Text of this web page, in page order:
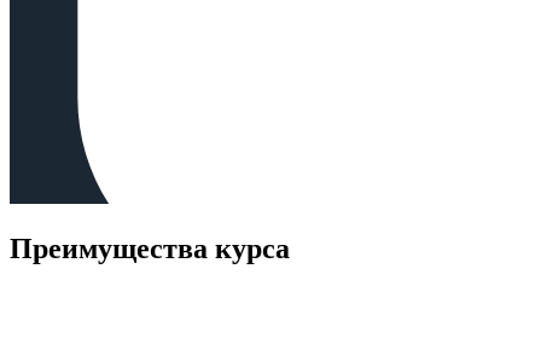
Преимущества курса